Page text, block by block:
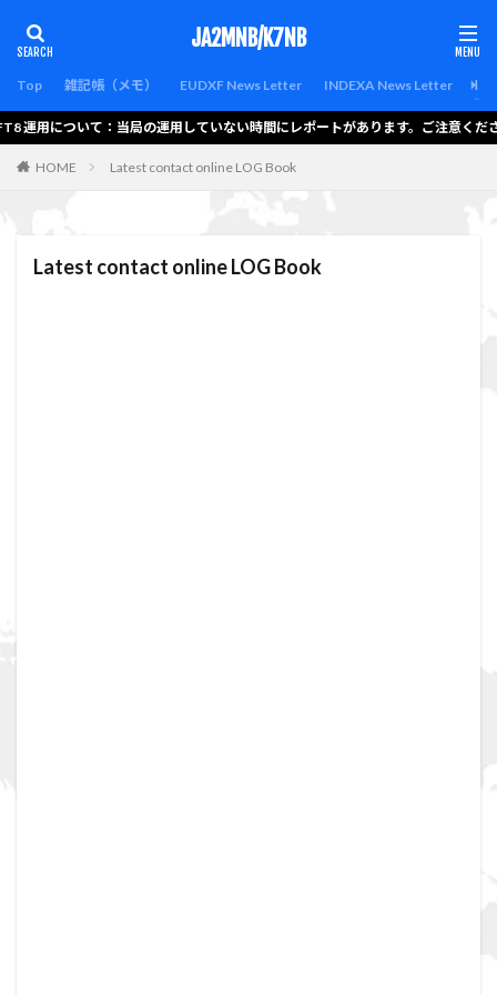
JA2MNB/K7NB
Top 雑記帳（メモ） EUDXF News Letter INDEXA News Letter
用について：当局の運用していない時間にレポートがあります。ご注意ください
HOME Latest contact online LOG Book
Latest contact online LOG Book
検索